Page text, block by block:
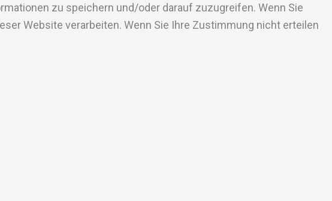
zu speichern und/oder darauf zuzugreifen. Wenn Sie
Website verarbeiten. Wenn Sie Ihre Zustimmung nicht erteilen